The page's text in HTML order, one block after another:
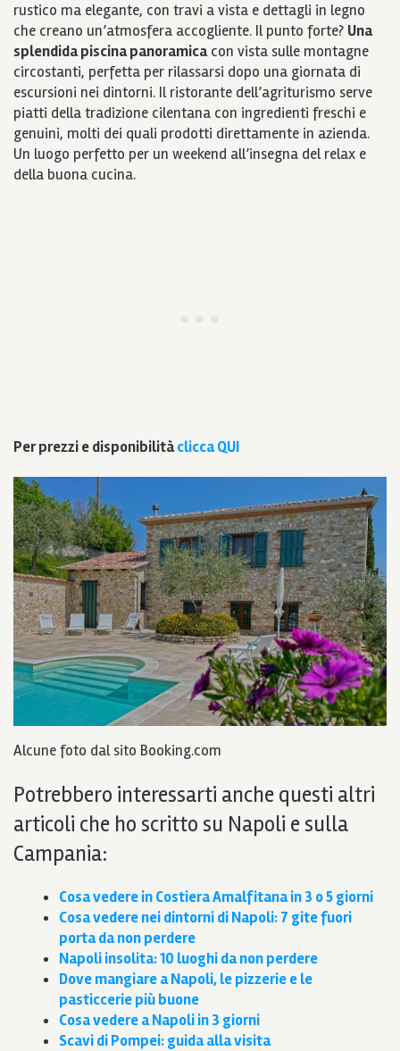
rustico ma elegante, con travi a vista e dettagli in legno
che creano un’atmosfera accogliente. Il punto forte? Una
splendida piscina panoramicacon vista sulle montagne
circostanti, perfetta per rilassarsi dopo una giornata di
escursioni nei dintorni. Il ristorante dell’agriturismo serve
piatti della tradizione cilentana con ingredienti freschi e
genuini, molti dei quali prodotti direttamente in azienda.
Un luogo perfetto per un weekend all’insegna del relax e
della buona cucina.
Per prezzi e disponibilitàclicca QUI
Alcune foto dal sito Booking.com
Potrebbero interessarti anche questi altri
articoli che ho scritto su Napoli e sulla
Campania:
Cosa vedere in Costiera Amalfitana in 3 o 5 giorni
Cosa vedere nei dintorni di Napoli: 7 gite fuori
porta da non perdere
Napoli insolita: 10 luoghi da non perdere
Dove mangiare a Napoli, le pizzerie e le
pasticcerie più buone
Cosa vedere a Napoli in 3 giorni
Scavi di Pompei: guida alla visita